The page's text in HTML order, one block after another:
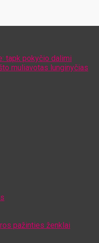
tapk pokyčio dalimi
muliavotas lunginyčias
pažinties ženklai